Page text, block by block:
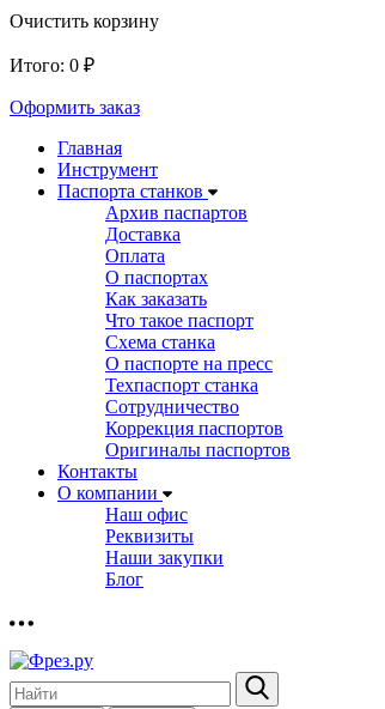
Очистить корзину
Итого: 0 ₽
Оформить заказ
Главная
Инструмент
Паспорта станков
Архив паспартов
Доставка
Оплата
О паспортах
Как заказать
Что такое паспорт
Схема станка
О паспорте на пресс
Техпаспорт станка
Сотрудничество
Коррекция паспортов
Оригиналы паспортов
Контакты
О компании
Наш офис
Реквизиты
Наши закупки
Блог